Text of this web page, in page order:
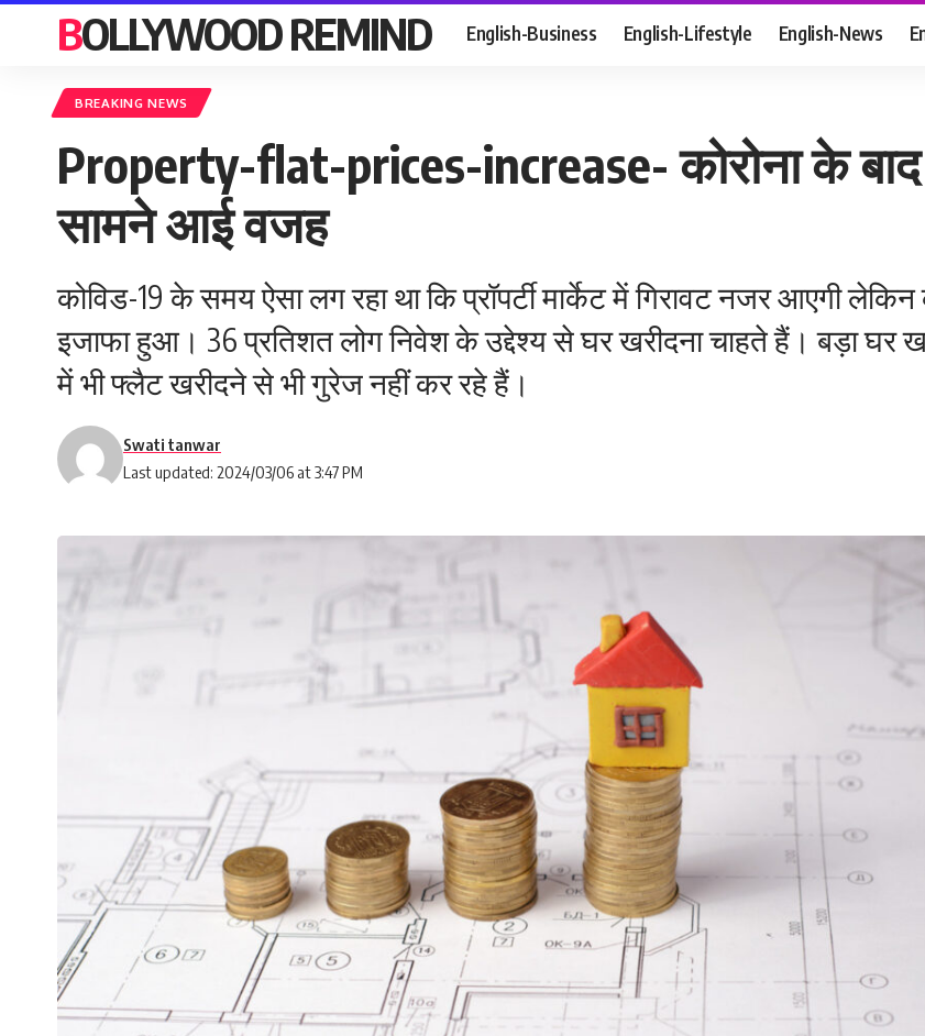
BOLLYWOOD REMIND English-Business English-Lifestyle English-News
BREAKING NEWS
Property-flat-prices-increase- कोरोना के बाद
सामने आई वजह
कोविड-19 के समय ऐसा लग रहा था कि प्रॉपर्टी मार्केट में गिरावट नजर आएगी
इजाफा हुआ। 36 प्रतिशत लोग निवेश के उद्देश्य से घर खरीदना चाहते हैं। बड़ा घर
में भी फ्लैट खरीदने से भी गुरेज नहीं कर रहे हैं।
Last updated: 2024/03/06 at 3:47 PM
Swati tanwar